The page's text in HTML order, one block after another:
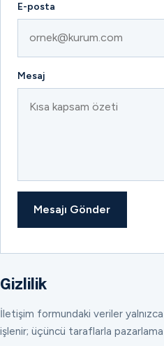
E-posta
Mesaj
Mesajı Gönder
Gizlilik
İletişim formundaki veriler
işlenir; üçüncü taraflarla pazarlama